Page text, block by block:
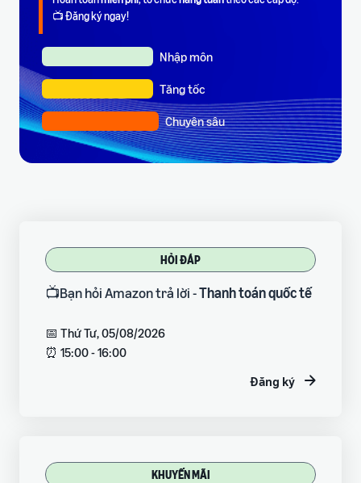
📺 Đăng ký ngay!
Nhập môn
Tăng tốc
Chuyên sâu
HỎI ĐÁP
📺Bạn hỏi Amazon trả lời -Thanh toán quốc tế
📅 Thứ Tư, 05/08/2026
⏰ 15:00 - 16:00
Đăng ký
KHUYẾN MÃI